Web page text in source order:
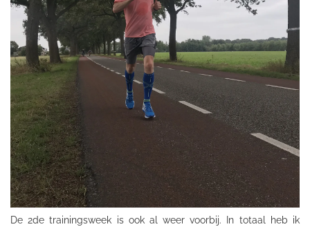
De 2de trainingsweek is ook al weer voorbij. In totaal heb ik